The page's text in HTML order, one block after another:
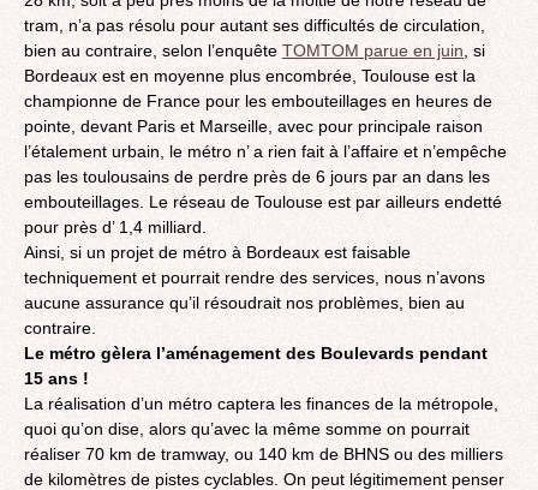
tram, n’a pas résolu pour autant ses difficultés de circulation,
bien au contraire, selon l’enquête TOMTOM parue en juin , si
Bordeaux est en moyenne plus encombrée, Toulouse est la
championne de France pour les embouteillages en heures de
pointe, devant Paris et Marseille, avec pour principale raison
l’étalement urbain, le métro n’ a rien fait à l’affaire et n’empêche
pas les toulousains de perdre près de 6 jours par an dans les
embouteillages. Le réseau de Toulouse est par ailleurs endetté
pour près d’ 1,4 milliard.
Ainsi, si un projet de métro à Bordeaux est faisable
techniquement et pourrait rendre des services, nous n’avons
aucune assurance qu’il résoudrait nos problèmes, bien au
contraire.
Le métro gèlera l’aménagement des Boulevards pendant
15 ans !
La réalisation d’un métro captera les finances de la métropole,
quoi qu’on dise, alors qu’avec la même somme on pourrait
réaliser 70 km de tramway, ou 140 km de BHNS ou des milliers
de kilomètres de pistes cyclables. On peut légitimement penser